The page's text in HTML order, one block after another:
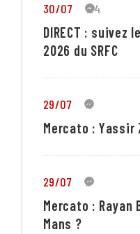
30/07 24
DIRECT :
2026 du SRFC
29/07 5
Mercato :
29/07 1
Mercato : Rayan
Mans ?